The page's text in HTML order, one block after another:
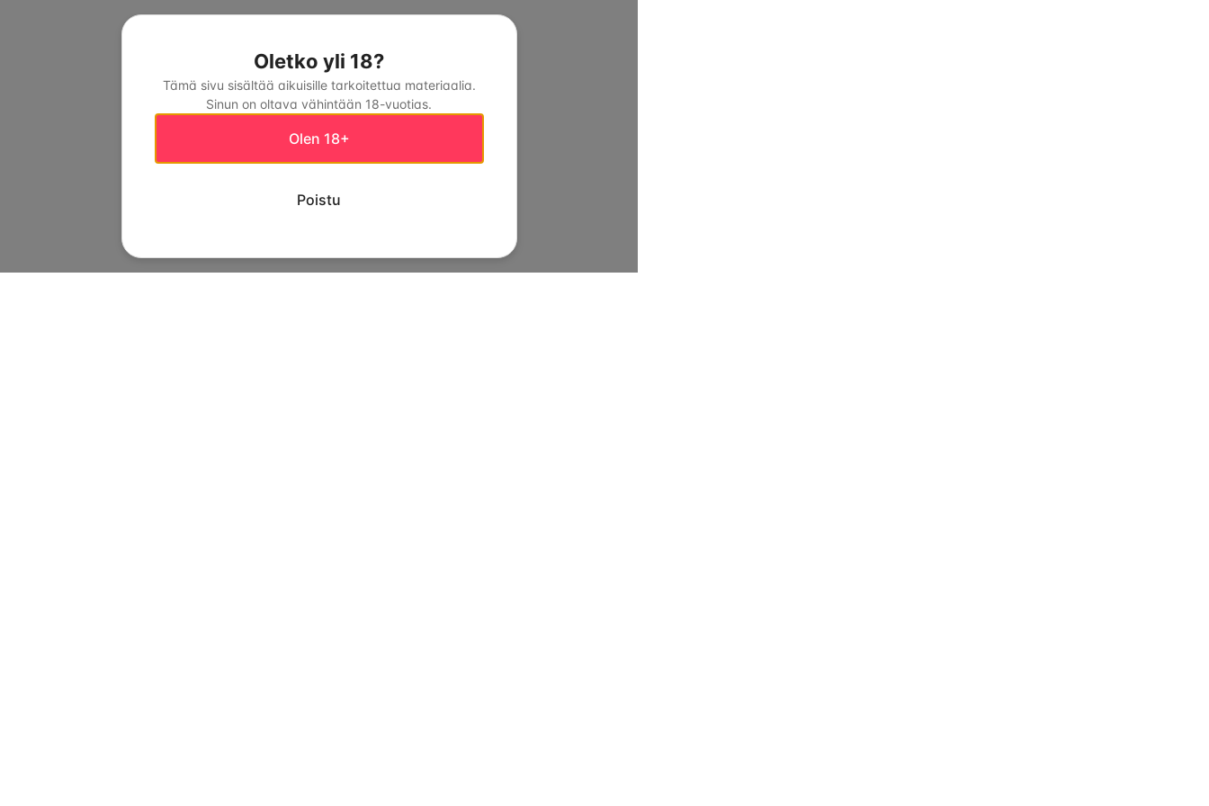
Oletko yli 18?
Tämä sivu sisältää aikuisille tarkoitettua materiaalia.
Sinun on oltava vähintään 18-vuotias.
Olen 18+
Poistu